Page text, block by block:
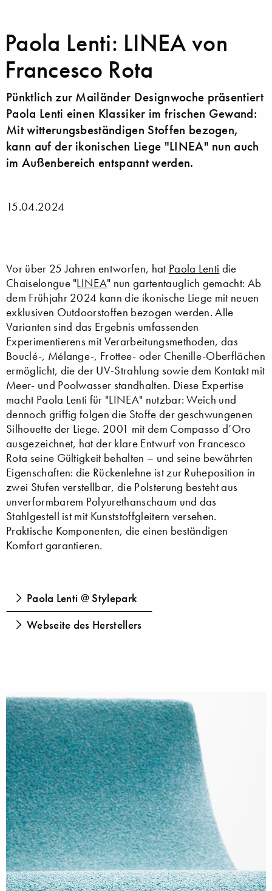
Paola Lenti: LINEA von
Francesco Rota
Pünktlich zur Mailänder Designwoche präsentiert
Paola Lenti einen Klassiker im frischen Gewand:
Mit witterungsbeständigen Stoffen bezogen,
kann auf der ikonischen Liege "LINEA" nun auch
im Außenbereich entspannt werden.
15.04.2024
Vor über 25 Jahren entworfen, hat Paola Lenti die
Chaiselongue "LINEA" nun gartentauglich gemacht: Ab
dem Frühjahr 2024 kann die ikonische Liege mit neuen
exklusiven Outdoorstoffen bezogen werden. Alle
Varianten sind das Ergebnis umfassenden
Experimentierens mit Verarbeitungsmethoden, das
Bouclé-, Mélange-, Frottee- oder Chenille-Oberflächen
ermöglicht, die der UV-Strahlung sowie dem Kontakt mit
Meer- und Poolwasser standhalten. Diese Expertise
macht Paola Lenti für "LINEA" nutzbar: Weich und
dennoch griffig folgen die Stoffe der geschwungenen
Silhouette der Liege. 2001 mit dem Compasso d’Oro
ausgezeichnet, hat der klare Entwurf von Francesco
Rota seine Gültigkeit behalten – und seine bewährten
Eigenschaften: die Rückenlehne ist zur Ruheposition in
zwei Stufen verstellbar, die Polsterung besteht aus
unverformbarem Polyurethanschaum und das
Stahlgestell ist mit Kunststoffgleitern versehen.
Praktische Komponenten, die einen beständigen
Komfort garantieren.
Paola Lenti @ Stylepark
Webseite des Herstellers